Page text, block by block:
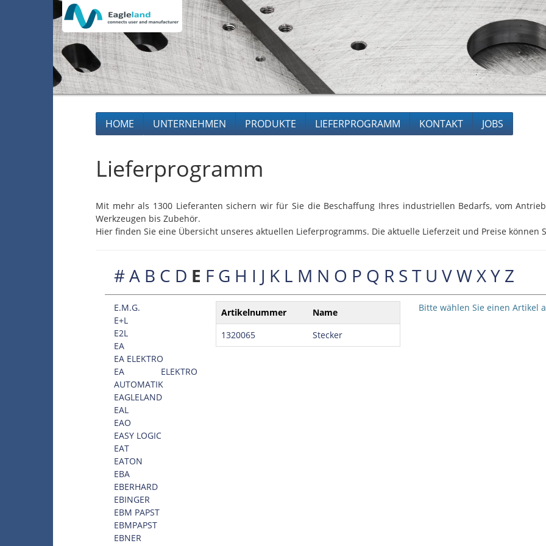
HOME UNTERNEHMEN PRODUKTE LIEFERPROGRAMM KONTAKT JOBS
Lieferprogramm
Mit mehr als 1300 Lieferanten sichern wir für Sie die Beschaffung Ihres industriellen Bedarfs, vom
Werkzeugen bis Zubehör.
Hier finden Sie eine Übersicht unseres aktuellen Lieferprogramms. Die aktuelle Lieferzeit und Preise können
#A B C D E F G H I J K L M N O P Q R S T U VWXY Z
E.M.G.
E+L
E2L
EA
EA ELEKTRO
EA ELEKTRO
AUTOMATIK
EAGLELAND
EAL
EAO
EASY LOGIC
EAT
EATON
EBA
EBERHARD
EBINGER
EBM PAPST
EBMPAPST
EBNER
Artikelnummer
Name
1320065
Stecker
Bitte wählen Sie einen Artikel